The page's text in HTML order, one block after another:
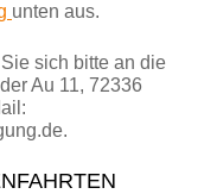
unten aus.
sich bitte an die
Au 11, 72336